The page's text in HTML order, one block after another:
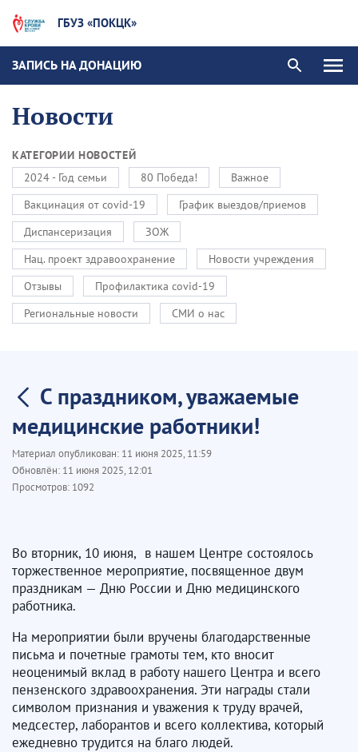
ГБУЗ «ПОКЦК»
ЗАПИСЬ НА ДОНАЦИЮ
Новости
КАТЕГОРИИ НОВОСТЕЙ
2024 - Год семьи
80 Победа!
Важное
Вакцинация от covid-19
График выездов/приемов
Диспансеризация
ЗОЖ
Нац. проект здравоохранение
Новости учреждения
Отзывы
Профилактика covid-19
Региональные новости
СМИ о нас
С праздником, уважаемые
медицинские работники!
Материал опубликован: 11 июня 2025, 11:59
Обновлён: 11 июня 2025, 12:01
Просмотров: 1092
Во вторник, 10 июня, в нашем Центре состоялось
торжественное мероприятие, посвященное двум
праздникам — Дню России и Дню медицинского
работника.
На мероприятии были вручены благодарственные
письма и почетные грамоты тем, кто вносит
неоценимый вклад в работу нашего Центра и всего
пензенского здравоохранения. Эти награды стали
символом признания и уважения к труду врачей,
медсестер, лаборантов и всего коллектива, который
ежедневно трудится на благо людей.